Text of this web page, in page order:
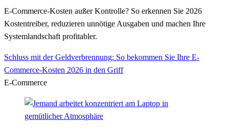
E-Commerce-Kosten außer Kontrolle? So erkennen Sie 2026
Kostentreiber, reduzieren unnötige Ausgaben und machen Ihre
Systemlandschaft profitabler.
Schluss mit der Geldverbrennung: So bekommen Sie Ihre E-
Commerce-Kosten 2026 in den Griff
E-Commerce